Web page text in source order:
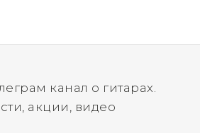
канал о гитарах.
акции, видео